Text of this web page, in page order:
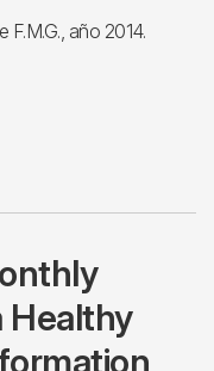
F.M.G., año 2014.
Healthy